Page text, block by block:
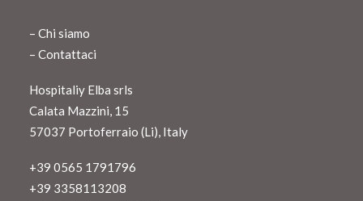
raccolto dal suo utilizzo dei loro servizi.
– Chi siamo
– Contattaci
Hospitaliy Elba srls
Calata Mazzini, 15
57037 Portoferraio (Li), Italy
+39 0565 1791796
+39 3358113208